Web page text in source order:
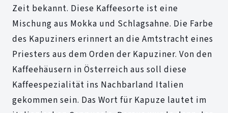
Zeit bekannt. Diese Kaffeesorte ist eine
Mischung aus Mokka und Schlagsahne. Die Farbe
des Kapuziners erinnert an die Amtstracht eines
Priesters aus dem Orden der Kapuziner. Von den
Kaffeehäusern in Österreich aus soll diese
Kaffeespezialität ins Nachbarland Italien
gekommen sein. Das Wort für Kapuze lautet im